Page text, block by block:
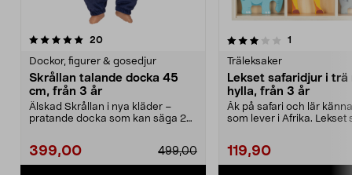
20recensioner
Dockor, figurer & gosedjur
Skrållan talande docka 45
cm, från 3 år
Älskad Skrållan i nya kläder –
pratande docka som kan säga 24
399,00 499,00
3.0 av 5 stjärnor 1
Träleksaker
Lekset safaridjur i trä
hylla, från 3 år
Åk på safari och lär
som lever i Afrika. Lekset
119,90
4.5 av 5 stjärnor